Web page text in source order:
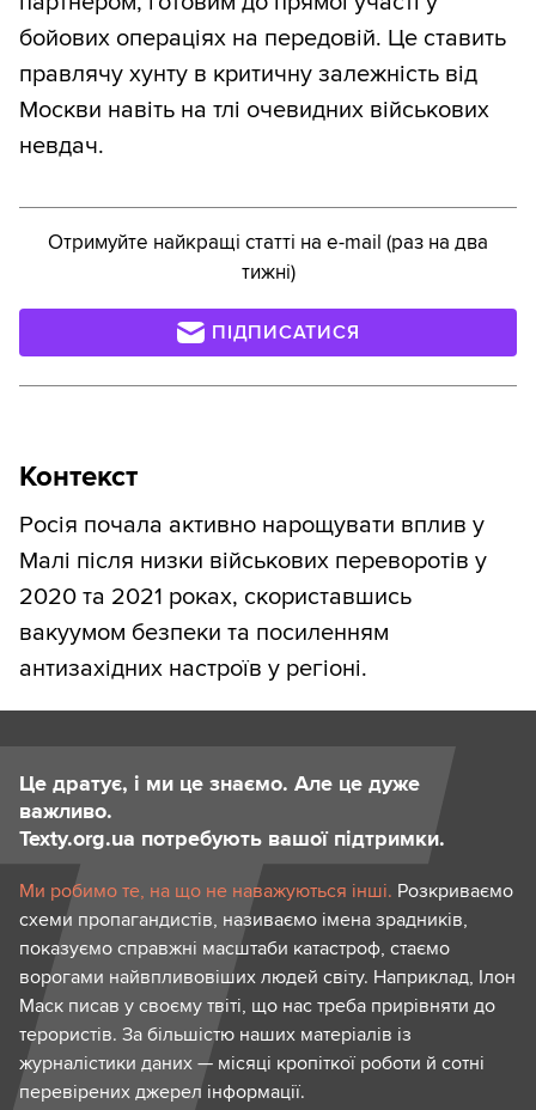
бойових операціях на передовій. Це ставить
правлячу хунту в критичну залежність від
Москви навіть на тлі очевидних військових
невдач.
Отримуйте найкращі статті на e-mail (раз на два
тижні)
ПІДПИСАТИСЯ
Контекст
Росія почала активно нарощувати вплив у
Малі після низки військових переворотів у
2020 та 2021 роках, скориставшись
вакуумом безпеки та посиленням
антизахідних настроїв у регіоні.
Це дратує, і ми це знаємо. Але це дуже
важливо.
Texty.org.ua потребують вашої підтримки.
Ми робимо те, на що не наважуються інші. Розкриваємо
схеми пропагандистів, називаємо імена зрадників,
показуємо справжні масштаби катастроф, стаємо
ворогами найвпливовіших людей світу. Наприклад, Ілон
Маск писав у своєму твіті, що нас треба прирівняти до
терористів. За більшістю наших матеріалів із
журналістики даних — місяці кропіткої роботи й сотні
перевірених джерел інформації.